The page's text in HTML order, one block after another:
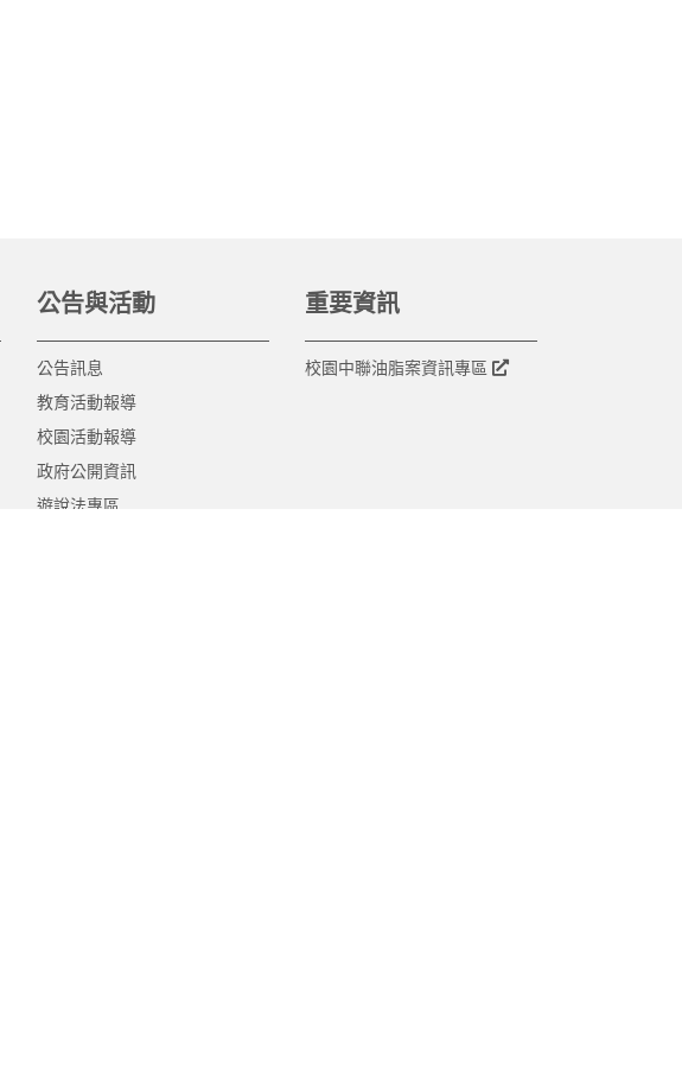
公告與活動
公告訊息
教育活動報導
校園活動報導
政府公開資訊
遊說法專區
重要資訊
校園中聯油脂案資訊專區